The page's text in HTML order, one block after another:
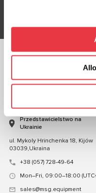
CZATUJ Z NAMI
Przedstawicielstwo na
Ukrainie
ul. Mykoly Hrinchenka 18, Kijów
03039,Ukraina
+38 (057) 728-49-64
Mon–Fri, 09:00–18:00
sales@msg.equipment